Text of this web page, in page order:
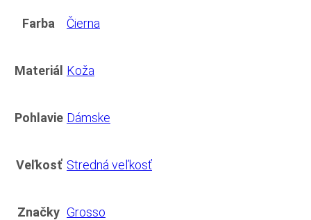
Farba Čierna
Materiál Koža
Pohlavie Dámske
Veľkosť Stredná veľkosť
Značky Grosso